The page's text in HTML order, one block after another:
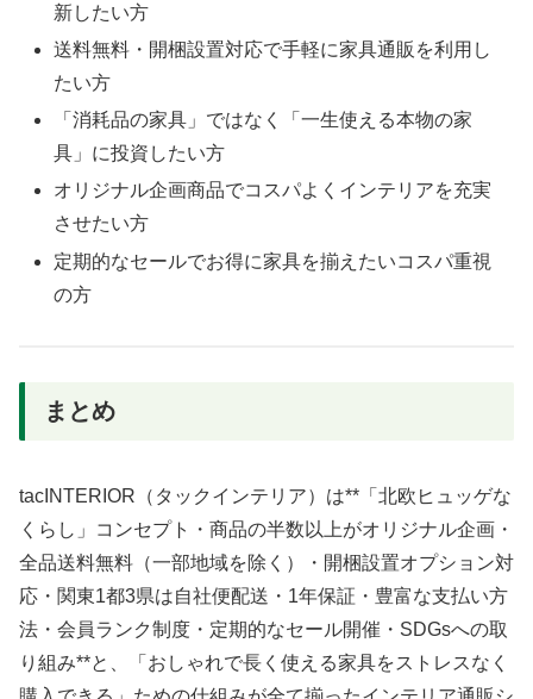
新したい方
送料無料・開梱設置対応で手軽に家具通販を利用し
たい方
「消耗品の家具」ではなく「一生使える本物の家
具」に投資したい方
オリジナル企画商品でコスパよくインテリアを充実
させたい方
定期的なセールでお得に家具を揃えたいコスパ重視
の方
まとめ
tacINTERIOR（タックインテリア）は**「北欧ヒュッゲな
くらし」コンセプト・商品の半数以上がオリジナル企画・
全品送料無料（一部地域を除く）・開梱設置オプション対
応・関東1都3県は自社便配送・1年保証・豊富な支払い方
法・会員ランク制度・定期的なセール開催・SDGsへの取
り組み**と、「おしゃれで長く使える家具をストレスなく